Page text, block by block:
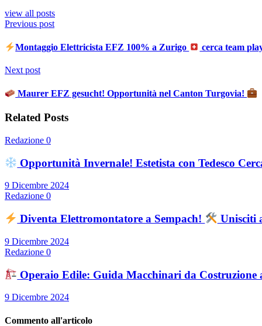
view all posts
Previous post
Montaggio Elettricista EFZ 100% a Zurigo cerca team
Next post
Maurer EFZ gesucht! Opportunità nel Canton Turgovia!
Related Posts
Redazione 0
Opportunità Invernale! Estetista con Tedesco
9 Dicembre 2024
Redazione 0
Diventa Elettromontatore a Sempach! Unisciti
9 Dicembre 2024
Redazione 0
Operaio Edile: Guida Macchinari da Costruzione
9 Dicembre 2024
Commento all'articolo